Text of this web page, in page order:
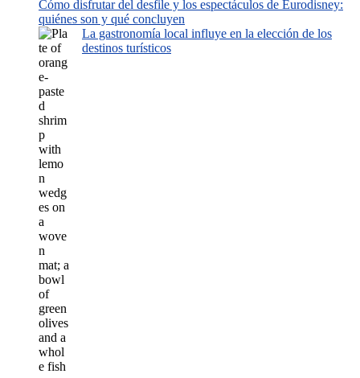
Cómo disfrutar del desfile y los espectáculos de Eurodisney:
quiénes son y qué concluyen
La gastronomía local influye en la elección de los
destinos turísticos